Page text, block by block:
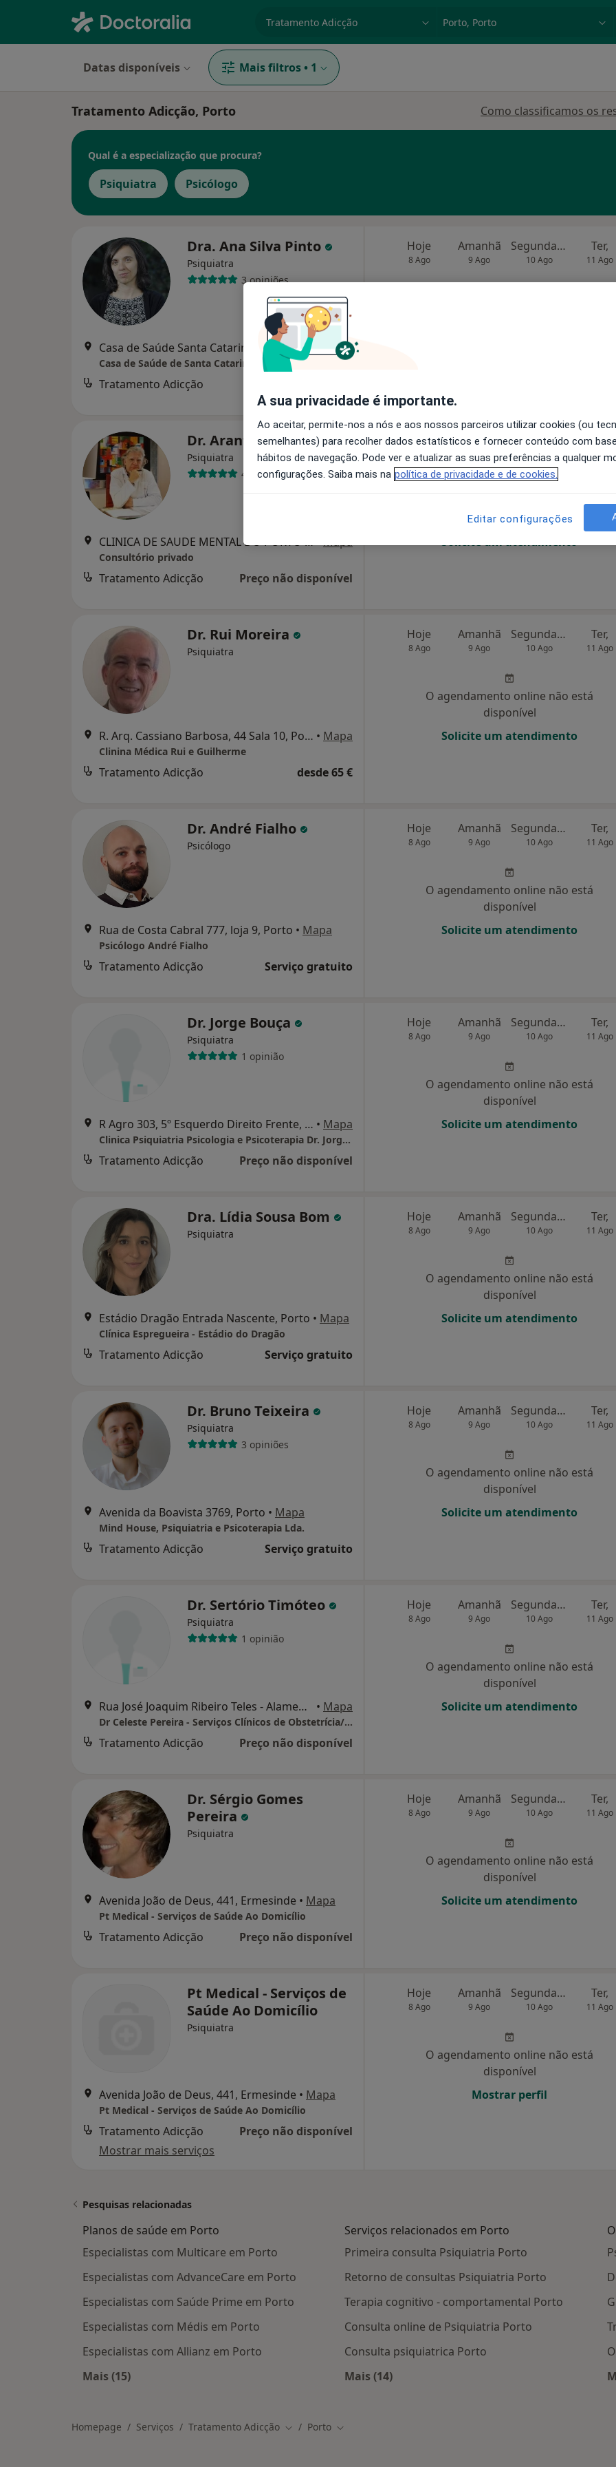
Datas disponíveis Mais filtros • 1
Tratamento Adicção, Porto Como classificamos os
Qual é a especialização que procura?
Psiquiatra Psicólogo
Dra. Ana Silva Pinto
Psiquiatra
3 opiniões
Casa de Saúde Santa CatarinaRua de Santa Catarina, 1491, Porto•Mapa
Casa de Saúde de Santa Catarina
Tratamento Adicção
Hoje
8 Ago
Amanhã
9 Ago
Segunda-feira
10 Ago
Ter,
11 Ago
Dr. Arantes Gonçalves
Psiquiatra
4 opiniões
CLINICA DE SAUDE MENTAL DO PORTO - AVENIDA DA FRANÇA 352 5º, Porto•Mapa
Consultório privado
Tratamento Adicção Preço não disponível
Hoje
8 Ago
Amanhã
9 Ago
Segunda-feira
10 Ago
Ter,
11 Ago
O agendamento online não está
disponível
Solicite um atendimento
Dr. Rui Moreira
Psiquiatra
R. Arq. Cassiano Barbosa, 44 Sala 10, Porto • Mapa
Clinina Médica Rui e Guilherme
Tratamento Adicção desde 65 €
Hoje
8 Ago
Amanhã
9 Ago
Segunda-feira
10 Ago
Ter,
11 Ago
O agendamento online não está
disponível
Solicite um atendimento
Dr. André Fialho
Psicólogo
Rua de Costa Cabral 777, loja 9, Porto • Mapa
Psicólogo André Fialho
Tratamento Adicção Serviço gratuito
Hoje
8 Ago
Amanhã
9 Ago
Segunda-feira
10 Ago
Ter,
11 Ago
O agendamento online não está
disponível
Solicite um atendimento
Dr. Jorge Bouça
Psiquiatra
1 opinião
R Agro 303, 5º Esquerdo Direito Frente, Vila Nova de Gaia • Mapa
Clinica Psiquiatria Psicologia e Psicoterapia Dr. Jorge Bouça Lda.
Tratamento Adicção Preço não disponível
Hoje
8 Ago
Amanhã
9 Ago
Segunda-feira
10 Ago
Ter,
11 Ago
O agendamento online não está
disponível
Solicite um atendimento
Dra. Lídia Sousa Bom
Psiquiatra
Estádio Dragão Entrada Nascente, Porto • Mapa
Clínica Espregueira - Estádio do Dragão
Tratamento Adicção Serviço gratuito
Hoje
8 Ago
Amanhã
9 Ago
Segunda-feira
10 Ago
Ter,
11 Ago
O agendamento online não está
disponível
Solicite um atendimento
Dr. Bruno Teixeira
Psiquiatra
3 opiniões
Avenida da Boavista 3769, Porto • Mapa
Mind House, Psiquiatria e Psicoterapia Lda.
Tratamento Adicção Serviço gratuito
Hoje
8 Ago
Amanhã
9 Ago
Segunda-feira
10 Ago
Ter,
11 Ago
O agendamento online não está
disponível
Solicite um atendimento
Dr. Sertório Timóteo
Psiquiatra
1 opinião
Rua José Joaquim Ribeiro Teles - Alameda do Parque Urbano (1.º andar) || Disponilidade para atendimentos por marcação em, Ermesinde • Mapa
Dr Celeste Pereira - Serviços Clínicos de Obstetrícia/Ginecologia Unipessoal
Tratamento Adicção Preço não disponível
Hoje
8 Ago
Amanhã
9 Ago
Segunda-feira
10 Ago
Ter,
11 Ago
O agendamento online não está
disponível
Solicite um atendimento
Dr. Sérgio Gomes
Pereira
Psiquiatra
Avenida João de Deus, 441, Ermesinde • Mapa
Pt Medical - Serviços de Saúde Ao Domicílio
Tratamento Adicção Preço não disponível
Hoje
8 Ago
Amanhã
9 Ago
Segunda-feira
10 Ago
Ter,
11 Ago
O agendamento online não está
disponível
Solicite um atendimento
Pt Medical - Serviços de
Saúde Ao Domicílio
Psiquiatra
Avenida João de Deus, 441, Ermesinde • Mapa
Pt Medical - Serviços de Saúde Ao Domicílio
Tratamento Adicção
Preço não disponível
Mostrar mais serviços
Hoje
8 Ago
Amanhã
9 Ago
Segunda-feira
10 Ago
Ter,
11 Ago
O agendamento online não está
disponível
Mostrar perfil
Pesquisas relacionadas
Planos de saúde em Porto
Especialistas com Multicare em Porto
Especialistas com AdvanceCare em Porto
Especialistas com Saúde Prime em Porto
Especialistas com Médis em Porto
Especialistas com Allianz em Porto
Mais (15)
Serviços relacionados em Porto
Primeira consulta Psiquiatria Porto
Retorno de consultas Psiquiatria Porto
Terapia cognitivo - comportamental Porto
Consulta online de Psiquiatria Porto
Consulta psiquiatrica Porto
Mais (14)
Homepage Serviços Tratamento Adicção Mudar de cidade
Porto Mudar de cidade
A sua privacidade é importante.
Ao aceitar, permite-nos a nós e aos nossos parceiros utilizar cookies (ou
semelhantes) para recolher dados estatísticos e fornecer conteúdo com
hábitos de navegação. Pode ver e atualizar as suas preferências a qualquer
configurações. Saiba mais na política de privacidade e de cookies.
Editar configurações